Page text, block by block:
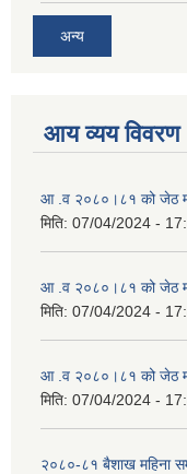
अन्य
आय व्यय विवरण
आ .व २०८०।८१ को जेठ
मिति: 07/04/2024 -
आ .व २०८०।८१ को जेठ
मिति: 07/04/2024 -
आ .व २०८०।८१ को जेठ
मिति: 07/04/2024 -
२०८०-८१ बैशाख महिना